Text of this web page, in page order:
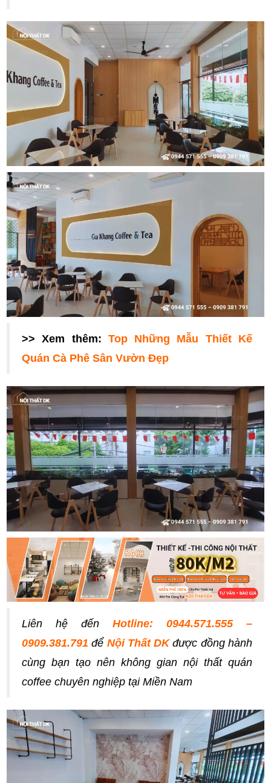
>> Xem thêm: Top Những Mẫu Thiết Kế
Quán Cà Phê Sân Vườn Đẹp
Liên hệ đến Hotline: 0944.571.555 –
0909.381.791 để Nội Thất DKđược đồng hành
cùng bạn tạo nên không gian nội thất quán
coffee chuyên nghiệp tại Miền Nam